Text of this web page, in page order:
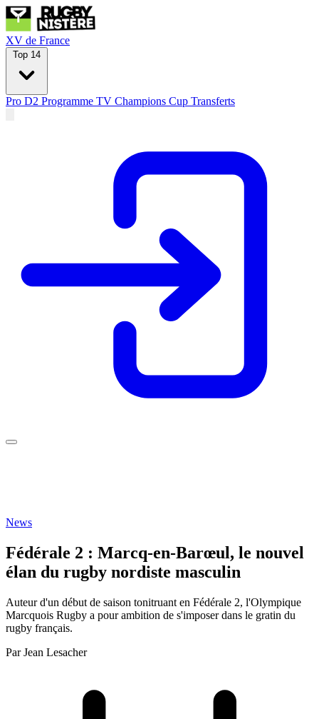
XV de France
Top 14
Pro D2 Programme TV Champions Cup Transferts
News
Fédérale 2 : Marcq-en-Barœul, le nouvel
élan du rugby nordiste masculin
Auteur d'un début de saison tonitruant en Fédérale 2, l'Olympique
Marcquois Rugby a pour ambition de s'imposer dans le gratin du
rugby français.
Par Jean Lesacher